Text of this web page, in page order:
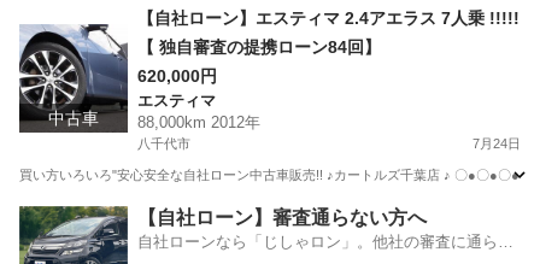
アルト カートルズ
中古車
【自社ローン】エスティマ 2.4アエラス 7人乗 !!!!!
【 独自審査の提携ローン84回】
620,000円
エスティマ
88,000km 2012年
八千代市 7月24日
買い方いろいろ"安心安全な自社ローン中古車販売!! ♪カートルズ千葉店 ♪ 〇●〇●〇
千葉 八千代市 エスティマ カートルズ
【自社ローン】審査通らない方へ
自社ローンなら「じしゃロン」。他社の審査に通らな